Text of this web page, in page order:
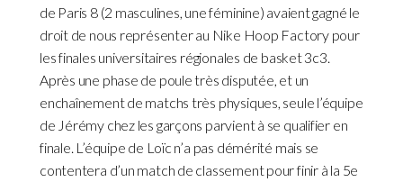
de Paris 8 (2 masculines, une féminine) avaient gagné le
droit de nous représenter au Nike Hoop Factory pour
les finales universitaires régionales de basket 3c3.
Après une phase de poule très disputée, et un
enchaînement de matchs très physiques, seule l’équipe
de Jérémy chez les garçons parvient à se qualifier en
finale. L’équipe de Loïc n’a pas démérité mais se
contentera d’un match de classement pour finir à la 5e